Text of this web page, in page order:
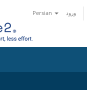
Persian ورود